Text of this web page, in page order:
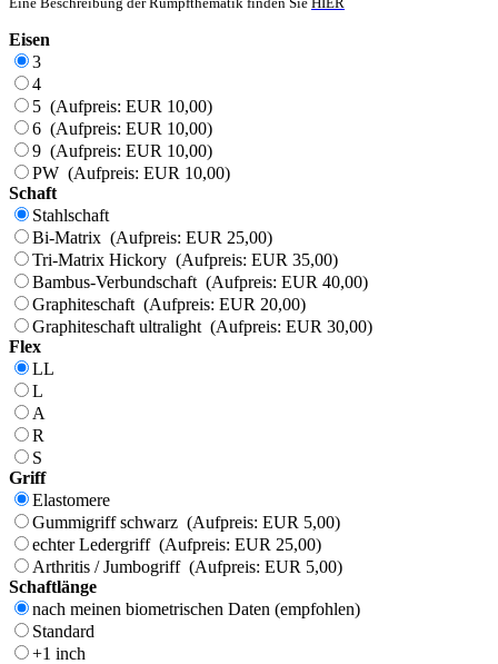
Eisen
3
4
5 (Aufpreis: EUR 10,00)
6 (Aufpreis: EUR 10,00)
9 (Aufpreis: EUR 10,00)
PW (Aufpreis: EUR 10,00)
Schaft
Stahlschaft
Bi-Matrix (Aufpreis: EUR 25,00)
Tri-Matrix Hickory (Aufpreis: EUR 35,00)
Bambus-Verbundschaft (Aufpreis: EUR 40,00)
Graphiteschaft (Aufpreis: EUR 20,00)
Graphiteschaft ultralight (Aufpreis: EUR 30,00)
Flex
LL
L
A
R
S
Griff
Elastomere
Gummigriff schwarz (Aufpreis: EUR 5,00)
echter Ledergriff (Aufpreis: EUR 25,00)
Arthritis / Jumbogriff (Aufpreis: EUR 5,00)
Schaftlänge
nach meinen biometrischen Daten (empfohlen)
Standard
+1 inch